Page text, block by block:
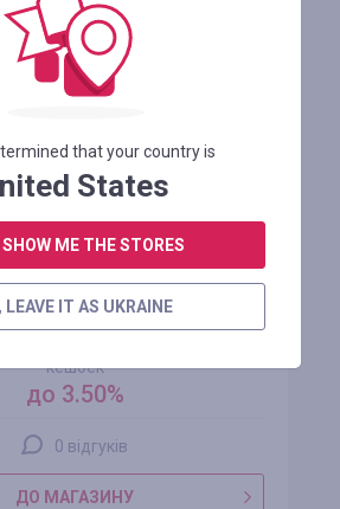
УСТАНОВИТИ
Brocard UA
кешбек
до 3.50%
0 відгуків
ДО МАГАЗИНУ
that your country is
States
SHOW ME THE STORES
LEAVE IT AS UKRAINE